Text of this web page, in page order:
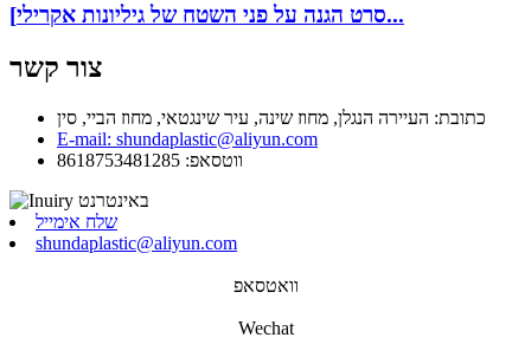
[סרט הגנה על פני השטח של גיליונות אקרילי...
צור קשר
כתובת: העיירה הנגלן, מחוז שינה, עיר שינגטאי, מחוז הביי, סין
E-mail: shundaplastic@aliyun.com
ווטסאפ: 8618753481285
שלח אימייל
shundaplastic@aliyun.com
וואטסאפ
Wechat